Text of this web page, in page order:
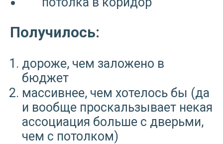
Получилось:
дороже, чем заложено в
бюджет
массивнее, чем хотелось бы (да
и вообще проскальзывает некая
ассоциация больше с дверьми,
чем с потолком)